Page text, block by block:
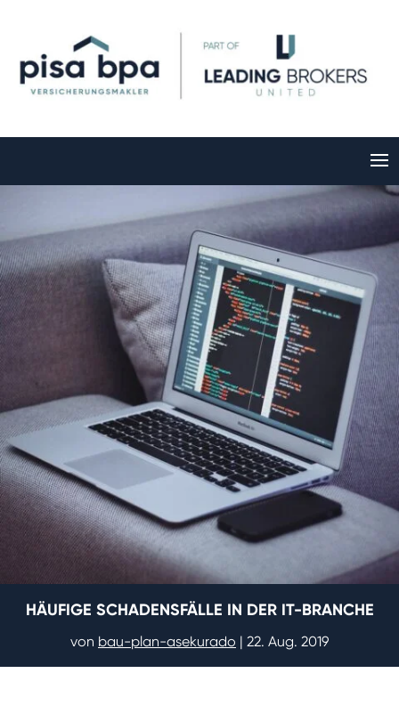
HÄUFIGE SCHADENSFÄLLE IN DER IT-BRANCHE
von bau-plan-asekurado | 22. Aug. 2019